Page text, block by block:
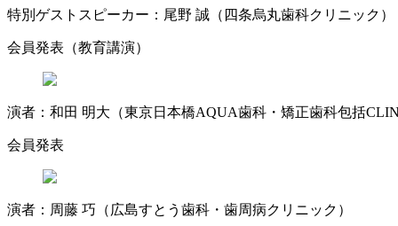
特別ゲストスピーカー：尾野 誠（四条烏丸歯科クリニック）
会員発表（教育講演）
演者：和田 明大（東京日本橋AQUA歯科・矯正歯科包括
会員発表
演者：周藤 巧（広島すとう歯科・歯周病クリニック）